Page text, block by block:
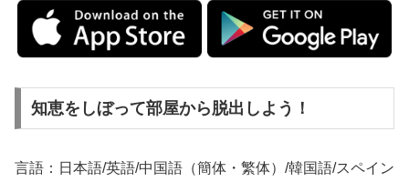
知恵をしぼって部屋から脱出しよう！
言語：日本語/英語/中国語（簡体・繁体）/韓国語/スペイン